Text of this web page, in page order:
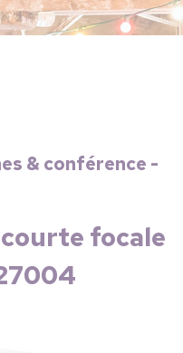
& conférence -
focale